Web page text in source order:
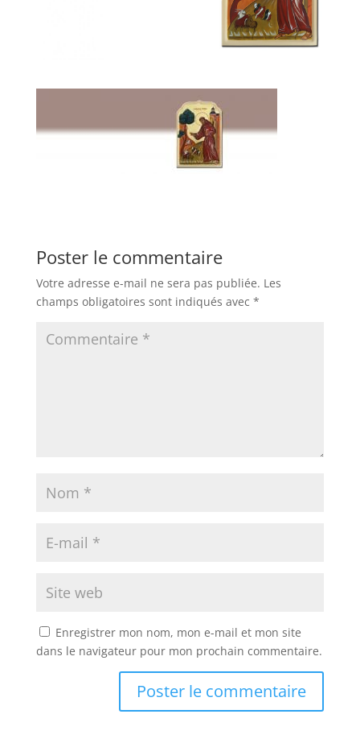
Poster le commentaire
Votre adresse e-mail ne sera pas publiée. Les
champs obligatoires sont indiqués avec *
Enregistrer mon nom, mon e-mail et mon site
dans le navigateur pour mon prochain commentaire.